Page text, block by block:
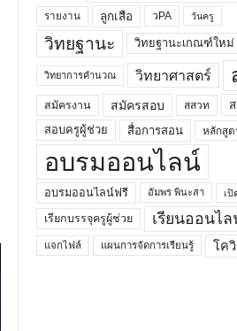
รายงาน ลูกเสือ วPA วันครู
วิทยฐานะ วิทยฐานะเกณฑ์ใหม่
วิทยาการคำนวณ วิทยาศาสตร์
สมัครงาน สมัครสอบ สสวท
สอบครูผู้ช่วย
สื่อการสอน หลักสูต
อบรมออนไลน์
อบรมออนไลน์ฟรี อัมพร พินะสา เปิ
เรียกบรรจุครูผู้ช่วย เรียนออนไล
แจกไฟล์ แผนการจัดการเรียนรู้ โค